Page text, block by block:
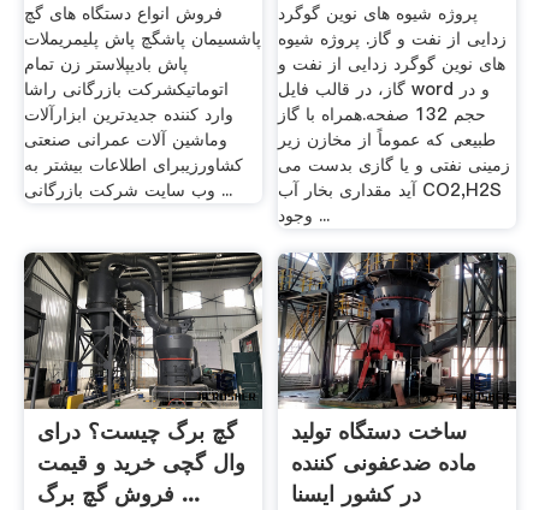
فروش انواع دستگاه های گچ
پاشسیمان پاشگچ پاش پلیمریملات
پاش بادیپلاستر زن تمام
اتوماتیکشرکت بازرگانی راشا
وارد کننده جدیدترین ابزارآلات
وماشین آلات عمرانی صنعتی
کشاورزیبرای اطلاعات بیشتر به
وب سایت شرکت بازرگانی ...
پروژه شیوه های نوین گوگرد
زدایی از نفت و گاز. پروژه شیوه
های نوین گوگرد زدایی از نفت و
گاز، در قالب فایل word و در
حجم 132 صفحه.همراه با گاز
طبیعی که عموماً از مخازن زیر
زمینی نفتی و یا گازی بدست می
آید مقداری بخار آب CO2,H2S
وجود ...
گچ برگ چیست؟ درای
وال گچی خرید و قیمت
فروش گچ برگ ...
ساخت دستگاه تولید
ماده ضدعفونی کننده
در کشور ایسنا